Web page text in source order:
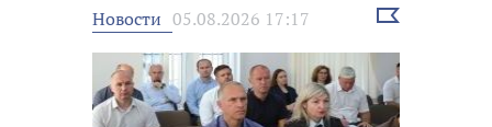
Новости 05.08.2026 17:17
Выбрать